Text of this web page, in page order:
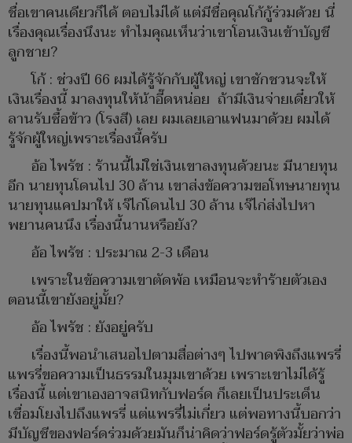
ชื่อเขาคนเดียวก็ได้ ตอบไม่ได้ แต่มีชื่อคุณโก้กู้ร่วมด้วย นี่
เรื่องคุณเรื่องนึงนะ ทำไมคุณเห็นว่าเขาโอนเงินเข้าบัญชี
ลูกชาย?
โก้ : ช่วงปี 66 ผมได้รู้จักกับผู้ใหญ่ เขาชักชวนจะให้
เงินเรื่องนี้ มาลงทุนให้น้าอี๊ดหน่อย ถ้ามีเงินจ่ายเดี๋ยวให้
ลานรับซื้อข้าว (โรงสี) เลย ผมเลยเอาแฟนมาด้วย ผมได้
รู้จักผู้ใหญ่เพราะเรื่องนี้ครับ
อ้อ ไพรัช : ร้านนี้ไม่ใช่เงินเขาลงทุนด้วยนะ มีนายทุน
อีก นายทุนโดนไป 30 ล้าน เขาส่งข้อความขอโทษนายทุน
นายทุนแคปมาให้ เจ๊ไก่โดนไป 30 ล้าน เจ๊ไก่ส่งไปหา
พยานคนนึง เรื่องนี้นานหรือยัง?
อ้อ ไพรัช : ประมาณ 2-3 เดือน
เพราะในข้อความเขาตัดพ้อ เหมือนจะทำร้ายตัวเอง
ตอนนี้เขายังอยู่มั้ย?
อ้อ ไพรัช : ยังอยู่ครับ
เรื่องนี้พอนำเสนอไปตามสื่อต่างๆ ไปพาดพิงถึงแพรรี่
แพรรี่ขอความเป็นธรรมในมุมเขาด้วย เพราะเขาไม่ได้รู้
เรื่องนี้ แต่เขาเองอาจสนิทกับฟอร์ด ก็เลยเป็นประเด็น
เชื่อมโยงไปถึงแพรรี่ แต่แพรรี่ไม่เกี่ยว แต่พอทางนี้บอกว่า
มีบัญชีของฟอร์ดร่วมด้วยมันก็น่าคิดว่าฟอร์ดรู้ตัวมั้ยว่าพ่อ